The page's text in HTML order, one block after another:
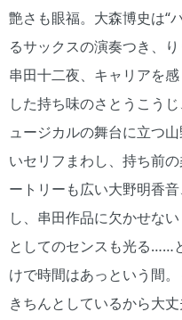
艶さも眼福。大森博史は“
るサックスの演奏つき、
串田十二夜、キャリアを
した持ち味のさとうこう
ュージカルの舞台に立つ
いセリフまわし、持ち前
ートリーも広い大野明香
し、串田作品に欠かせな
としてのセンスも光る……
けで時間はあっという間
きちんとしているから大